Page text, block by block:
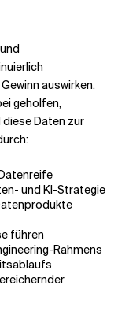
auswirken.
geholfen,
Daten zur
und KI-Strategie
führen
Rahmens